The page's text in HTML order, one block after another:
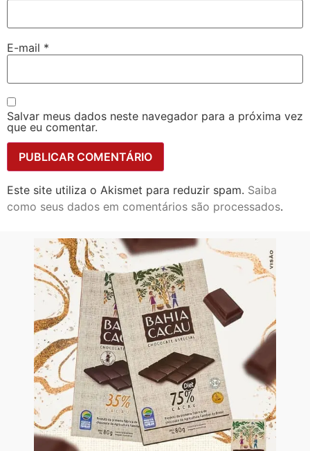
E-mail *
Salvar meus dados neste navegador para a próxima vez
que eu comentar.
Este site utiliza o Akismet para reduzir spam. Saiba
como seus dados em comentários são processados.